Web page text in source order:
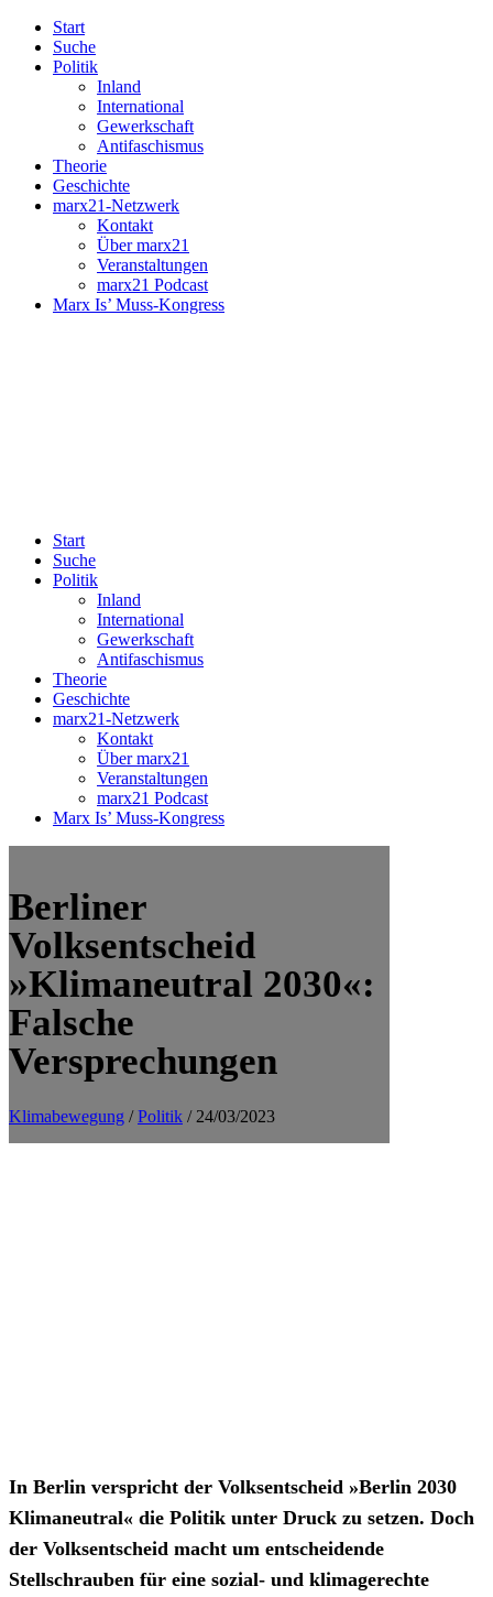
Start
Suche
Politik
Inland
International
Gewerkschaft
Antifaschismus
Theorie
Geschichte
marx21-Netzwerk
Kontakt
Über marx21
Veranstaltungen
marx21 Podcast
Marx Is’ Muss-Kongress
Start
Suche
Politik
Inland
International
Gewerkschaft
Antifaschismus
Theorie
Geschichte
marx21-Netzwerk
Kontakt
Über marx21
Veranstaltungen
marx21 Podcast
Marx Is’ Muss-Kongress
Berliner
Volksentscheid
»Klimaneutral 2030«:
Falsche
Versprechungen
Klimabewegung /Politik / 24/03/2023
In Berlin verspricht der Volksentscheid »Berlin 2030
Klimaneutral« die Politik unter Druck zu setzen. Doch
der Volksentscheid macht um entscheidende
Stellschrauben für eine sozial- und klimagerechte